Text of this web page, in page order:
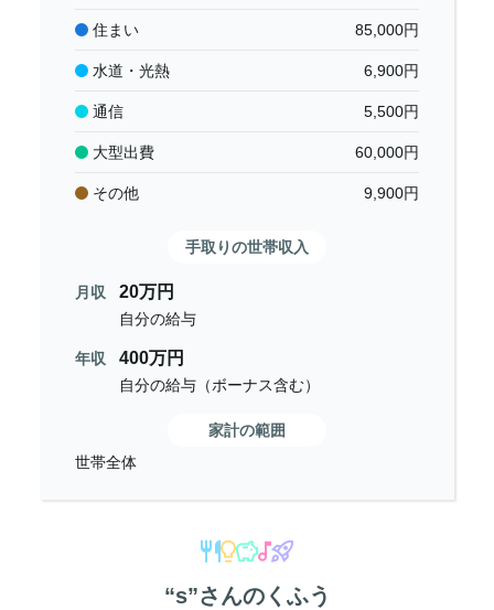
住まい 85,000円
水道・光熱 6,900円
通信 5,500円
大型出費 60,000円
その他 9,900円
手取りの世帯収入
月収 20万円
自分の給与
年収 400万円
自分の給与（ボーナス含む）
家計の範囲
世帯全体
“s”さんのくふう